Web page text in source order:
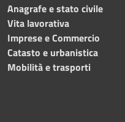
Anagrafe e stato civile
Vita lavorativa
Imprese e Commercio
Catasto e urbanistica
Mobilità e trasporti